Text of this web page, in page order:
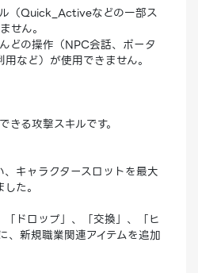
（Quick_Activeなどの一部ス
せん。
どの操作（NPC会話、ポータ
など）が使用できません。
る攻撃スキルです。
、キャラクタースロットを最大
た。
「ドロップ」、「交換」、「ヒ
、新規職業関連アイテムを追加